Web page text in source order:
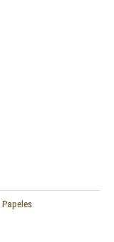
Papeles